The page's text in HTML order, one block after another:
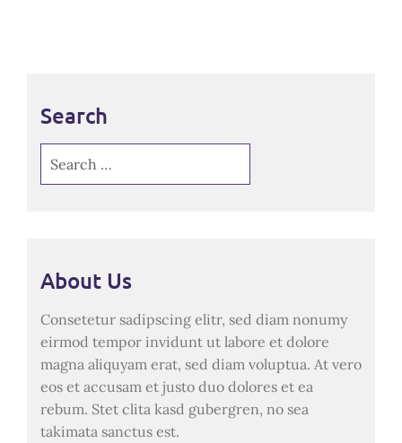
Search
About Us
Consetetur sadipscing elitr, sed diam nonumy
eirmod tempor invidunt ut labore et dolore
magna aliquyam erat, sed diam voluptua. At vero
eos et accusam et justo duo dolores et ea
rebum. Stet clita kasd gubergren, no sea
takimata sanctus est.